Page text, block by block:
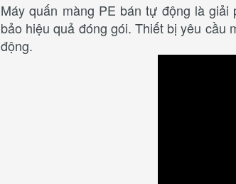
Máy quấn màng PE bán tự động là
bảo hiệu quả đóng gói. Thiết bị yêu cầu
động.